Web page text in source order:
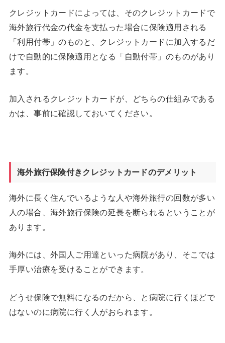
クレジットカードによっては、そのクレジットカードで
海外旅行代金の代金を支払った場合に保険適用される
「利用付帯」のものと、クレジットカードに加入するだ
けで自動的に保険適用となる「自動付帯」のものがあり
ます。
加入されるクレジットカードが、どちらの仕組みである
かは、事前に確認しておいてください。
海外旅行保険付きクレジットカードのデメリット
海外に長く住んでいるような人や海外旅行の回数が多い
人の場合、海外旅行保険の延長を断られるということが
あります。
海外には、外国人ご用達といった病院があり、そこでは
手厚い治療を受けることができます。
どうせ保険で無料になるのだから、と病院に行くほどで
はないのに病院に行く人がおられます。